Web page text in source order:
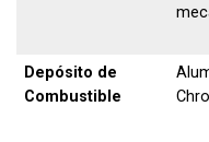
Depósito de
Combustible